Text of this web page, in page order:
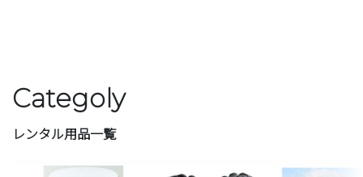
Categoly
レンタル用品一覧